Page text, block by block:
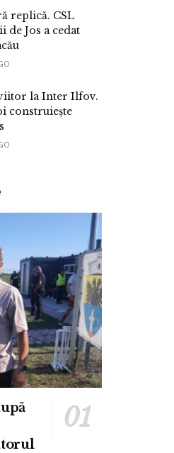
replică. CSL
de Jos a cedat
la Inter Ilfov.
construiește